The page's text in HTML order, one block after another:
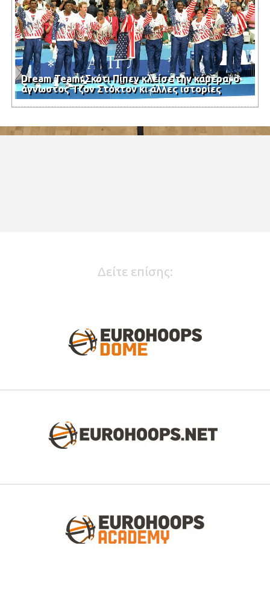
Dream Team: Σκότι Πίπεν κλείσε την κάμερα, ο
άγνωστος Τζον Στόκτον κι άλλες ιστορίες
Δείτε επίσης: